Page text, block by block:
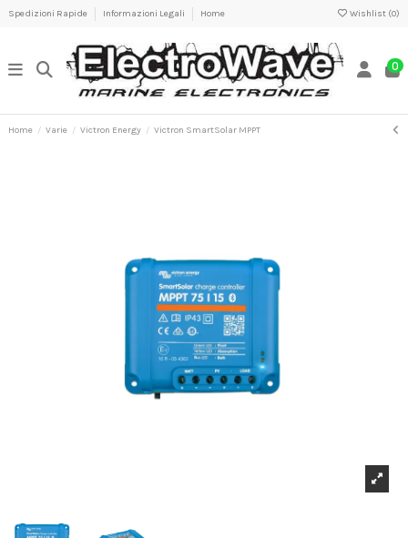
Spedizioni Rapide Informazioni Legali Home Wishlist (0)
0
Home Varie Victron Energy Victron SmartSolar MPPT